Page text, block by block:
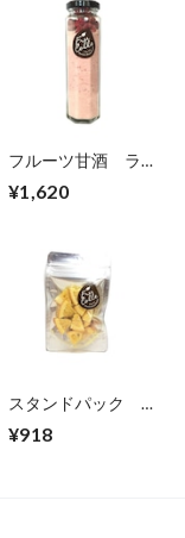
フルーツ甘酒 ラズ
¥1,620
スタンドパック ミ
¥918